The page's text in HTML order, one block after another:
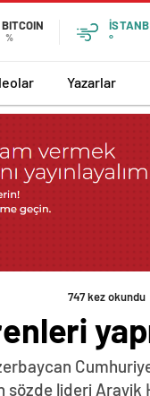
BITCOIN
%
°
Yazarlar
747 kez okundu
sözde lideri